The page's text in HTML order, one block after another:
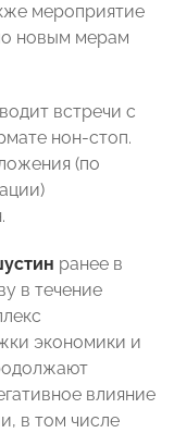
мероприятие
новым мерам
встречи с
нон-стоп.
(по
ранее в
в течение
экономики и
влияние
в том числе